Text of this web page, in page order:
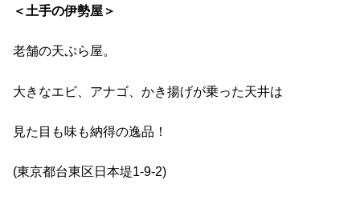
＜土手の伊勢屋＞
老舗の天ぷら屋。
大きなエビ、アナゴ、かき揚げが乗った天井は
見た目も味も納得の逸品！
(東京都台東区日本堤1-9-2)